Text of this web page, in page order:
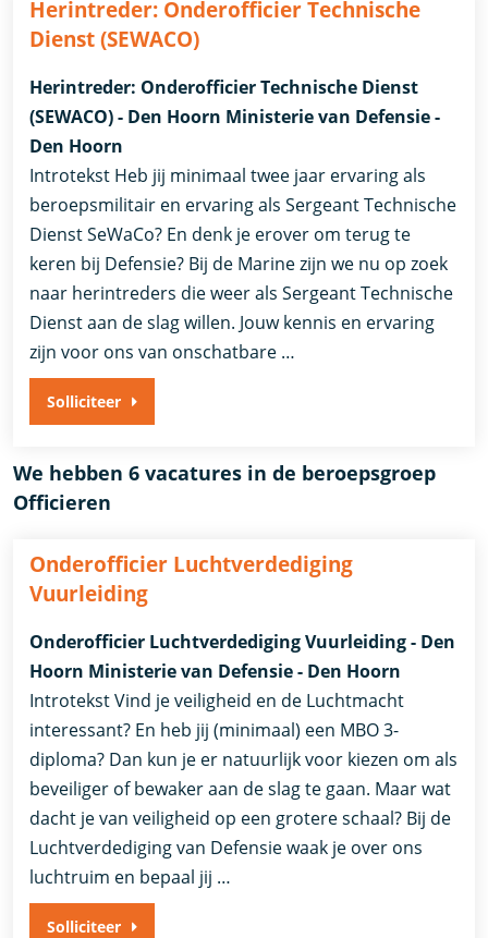
Herintreder: Onderofficier Technische
Dienst (SEWACO)
Herintreder: Onderofficier Technische Dienst
(SEWACO) - Den Hoorn Ministerie van Defensie -
Den Hoorn
Introtekst Heb jij minimaal twee jaar ervaring als
beroepsmilitair en ervaring als Sergeant Technische
Dienst SeWaCo? En denk je erover om terug te
keren bij Defensie? Bij de Marine zijn we nu op zoek
naar herintreders die weer als Sergeant Technische
Dienst aan de slag willen. Jouw kennis en ervaring
zijn voor ons van onschatbare …
Solliciteer
We hebben 6 vacatures in de beroepsgroep
Officieren
Onderofficier Luchtverdediging
Vuurleiding
Onderofficier Luchtverdediging Vuurleiding - Den
Hoorn Ministerie van Defensie - Den Hoorn
Introtekst Vind je veiligheid en de Luchtmacht
interessant? En heb jij (minimaal) een MBO 3-
diploma? Dan kun je er natuurlijk voor kiezen om als
beveiliger of bewaker aan de slag te gaan. Maar wat
dacht je van veiligheid op een grotere schaal? Bij de
Luchtverdediging van Defensie waak je over ons
luchtruim en bepaal jij …
Solliciteer